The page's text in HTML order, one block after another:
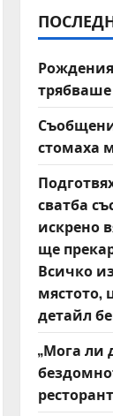
стомаха
сватба
искрено
ще
Всичко
мястото,
детайл
„Мога ли